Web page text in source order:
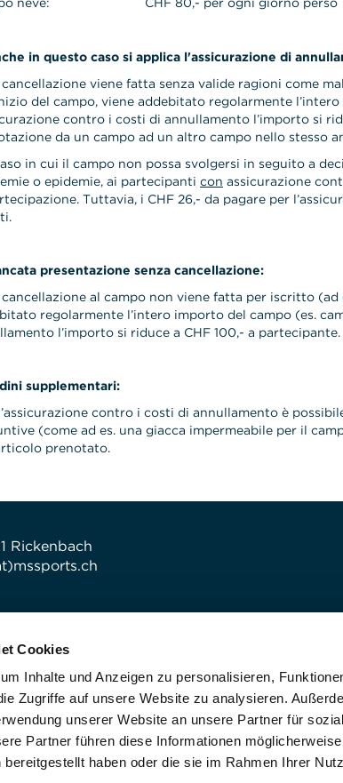
Cookies
Inhalte und Anzeigen zu personalisieren,
Zugriffe auf unsere Website zu analysieren.
unserer Website an unsere Partner für
Partner führen diese Informationen
haben oder die sie im Rahmen Ihrer
in questo caso si applica l'assicurazione di
cancellazione viene fatta senza valide ragioni come
del campo, viene addebitato regolarmente
contro i costi di annullamento l’importo si
da un campo ad un altro campo nello stesso
in cui il campo non possa svolgersi in seguito a
o epidemie, ai partecipanti con assicurazione
Tuttavia, i CHF 26,- da pagare per
presentazione senza cancellazione:
cancellazione al campo non viene fatta per iscritto
regolarmente l’intero importo del campo (es.
l’importo si riduce a CHF 100,- a partecipante.
supplementari:
contro i costi di annullamento è
(come ad es. una giacca impermeabile per il
prenotato.
Rickenbach